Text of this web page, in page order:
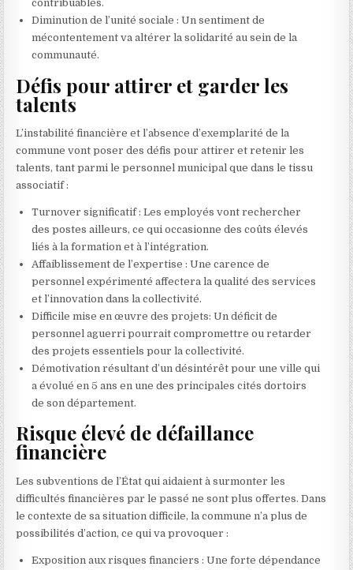
contribuables.
Diminution de l’unité sociale : Un sentiment de
mécontentement va altérer la solidarité au sein de la
communauté.
Défis pour attirer et garder les
talents
L’instabilité financière et l’absence d’exemplarité de la
commune vont poser des défis pour attirer et retenir les
talents, tant parmi le personnel municipal que dans le tissu
associatif :
Turnover significatif : Les employés vont rechercher
des postes ailleurs, ce qui occasionne des coûts élevés
liés à la formation et à l’intégration.
Affaiblissement de l’expertise : Une carence de
personnel expérimenté affectera la qualité des services
et l’innovation dans la collectivité.
Difficile mise en œuvre des projets: Un déficit de
personnel aguerri pourrait compromettre ou retarder
des projets essentiels pour la collectivité.
Démotivation résultant d’un désintérêt pour une ville qui
a évolué en 5 ans en une des principales cités dortoirs
de son département.
Risque élevé de défaillance
financière
Les subventions de l’État qui aidaient à surmonter les
difficultés financières par le passé ne sont plus offertes. Dans
le contexte de sa situation difficile, la commune n’a plus de
possibilités d’action, ce qui va provoquer :
Exposition aux risques financiers : Une forte dépendance